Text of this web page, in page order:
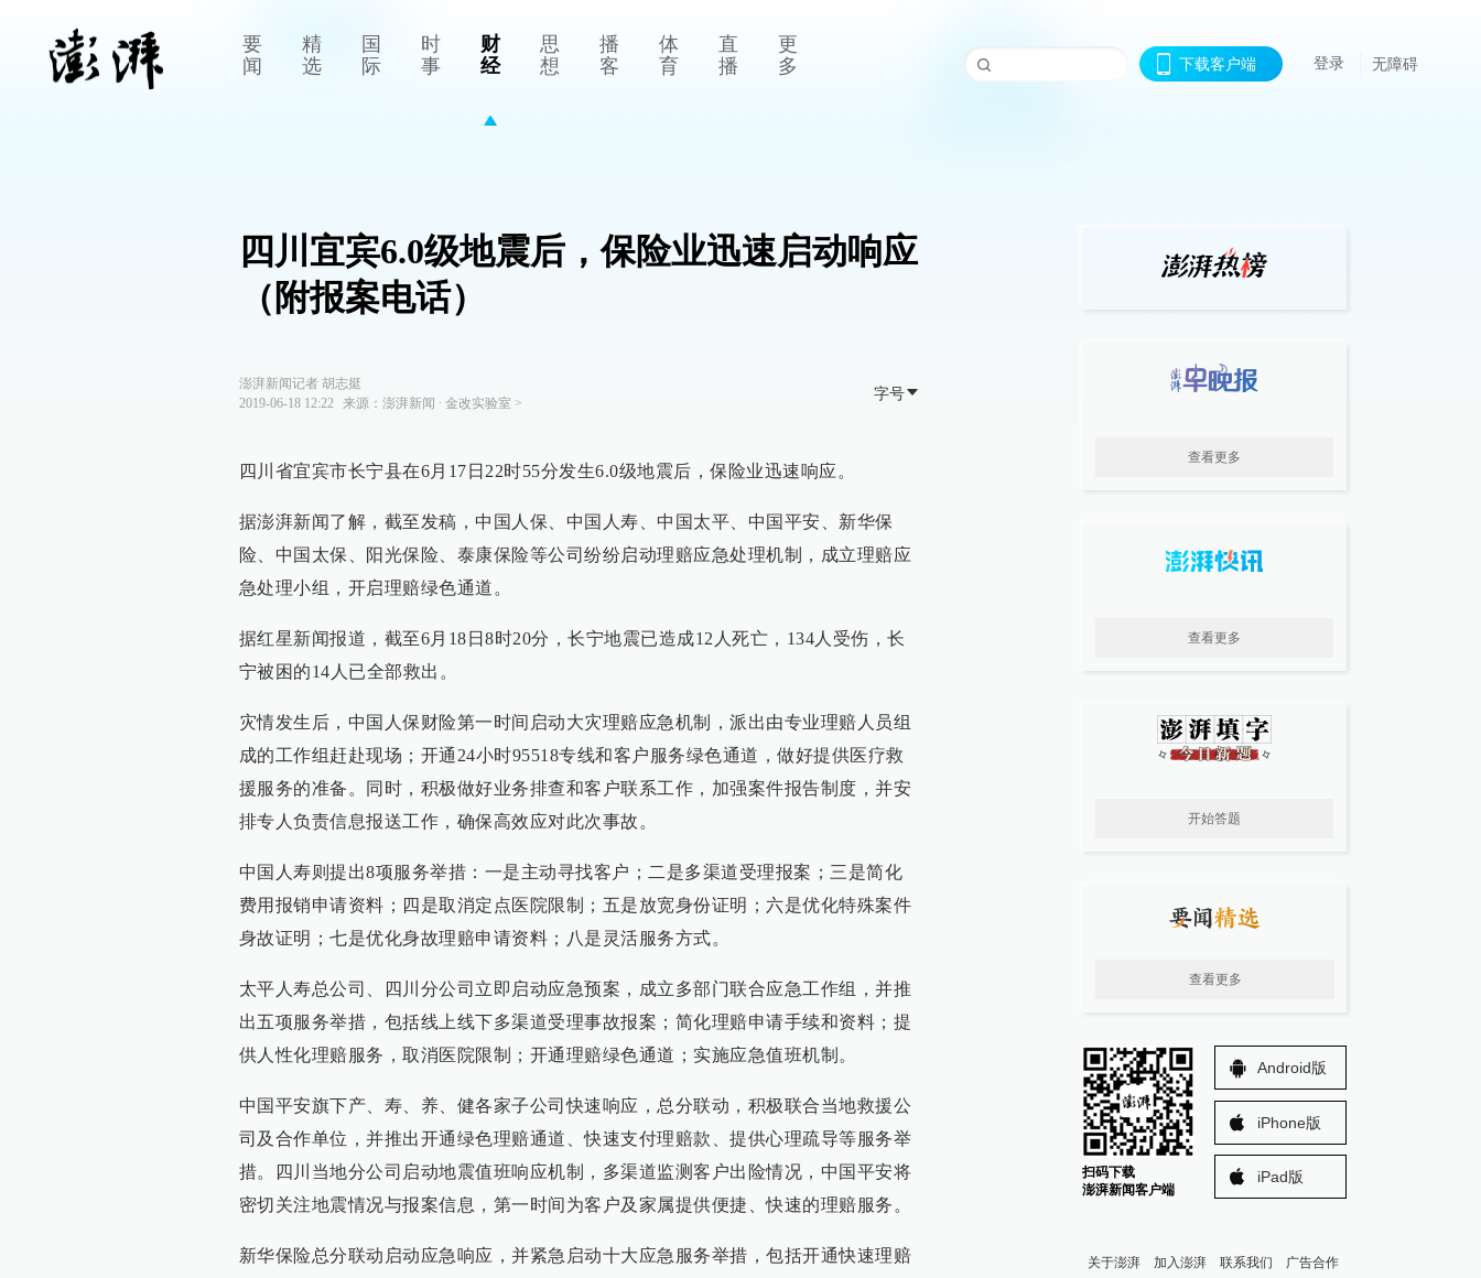
要
闻
精
选
国
际
时
事
财
经
思
想
播
客
体
育
直
播
更
多
下载客户端 登录 无障碍
四川宜宾6.0级地震后，保险业迅速启动响应
（附报案电话）
澎湃新闻记者 胡志挺
2019-06-18 12:22
来源： 澎湃新闻 ∙ 金改实验室 >
字号
四川省宜宾市长宁县在6月17日22时55分发生6.0级地震后，保险业迅速响应。
据澎湃新闻了解，截至发稿，中国人保、中国人寿、中国太平、中国平安、新华保
险、中国太保、阳光保险、泰康保险等公司纷纷启动理赔应急处理机制，成立理赔应
急处理小组，开启理赔绿色通道。
据红星新闻报道，截至6月18日8时20分，长宁地震已造成12人死亡，134人受伤，长
宁被困的14人已全部救出。
灾情发生后，中国人保财险第一时间启动大灾理赔应急机制，派出由专业理赔人员组
成的工作组赶赴现场；开通24小时95518专线和客户服务绿色通道，做好提供医疗救
援服务的准备。同时，积极做好业务排查和客户联系工作，加强案件报告制度，并安
排专人负责信息报送工作，确保高效应对此次事故。
中国人寿则提出8项服务举措：一是主动寻找客户；二是多渠道受理报案；三是简化
费用报销申请资料；四是取消定点医院限制；五是放宽身份证明；六是优化特殊案件
身故证明；七是优化身故理赔申请资料；八是灵活服务方式。
太平人寿总公司、四川分公司立即启动应急预案，成立多部门联合应急工作组，并推
出五项服务举措，包括线上线下多渠道受理事故报案；简化理赔申请手续和资料；提
供人性化理赔服务，取消医院限制；开通理赔绿色通道；实施应急值班机制。
中国平安旗下产、寿、养、健各家子公司快速响应，总分联动，积极联合当地救援公
司及合作单位，并推出开通绿色理赔通道、快速支付理赔款、提供心理疏导等服务举
措。四川当地分公司启动地震值班响应机制，多渠道监测客户出险情况，中国平安将
密切关注地震情况与报案信息，第一时间为客户及家属提供便捷、快速的理赔服务。
新华保险总分联动启动应急响应，并紧急启动十大应急服务举措，包括开通快速理赔
查看更多
查看更多
开始答题
查看更多
扫码下载
澎湃新闻客户端
Android版
iPhone版
iPad版
关于澎湃 加入澎湃 联系我们 广告合作